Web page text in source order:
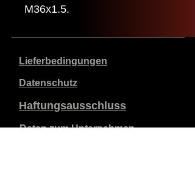
M36x1.5.
Lieferbedingungen
Datenschutz
Haftungsausschluss
Daten zum Unternehmen